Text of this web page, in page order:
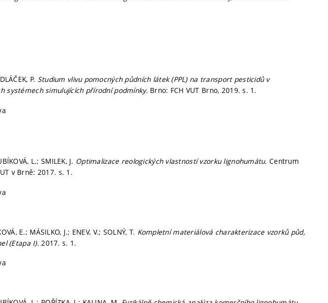
P. Studium vlivu pomocných půdních látek (PPL) na transport pesticidů v
systémech simulujících přírodní podmínky. Brno: FCH VUT Brno, 2019.s. 1.
L.; SMILEK, J. Optimalizace reologických vlastností vzorku lignohumátu.Centrum
v Brně: 2017. s. 1.
E.; MÁSILKO, J.; ENEV, V.; SOLNÝ, T. Kompletní materiálová charakterizace vzorků půd,
(Etapa I). 2017. s. 1.